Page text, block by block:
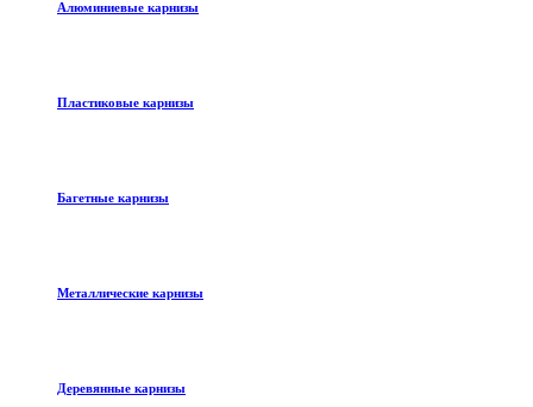
Алюминиевые карнизы
Пластиковые карнизы
Багетные карнизы
Металлические карнизы
Деревянные карнизы